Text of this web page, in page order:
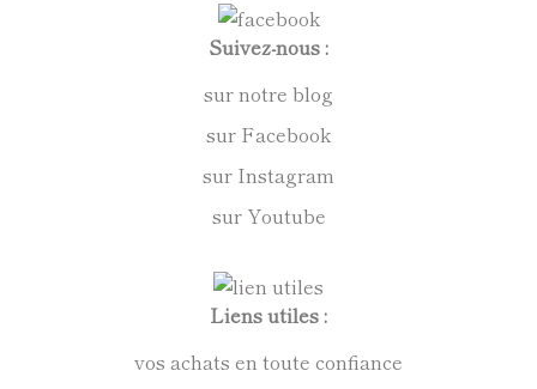
Suivez-nous :
sur notre blog
sur Facebook
sur Instagram
sur Youtube
Liens utiles :
vos achats en toute confiance